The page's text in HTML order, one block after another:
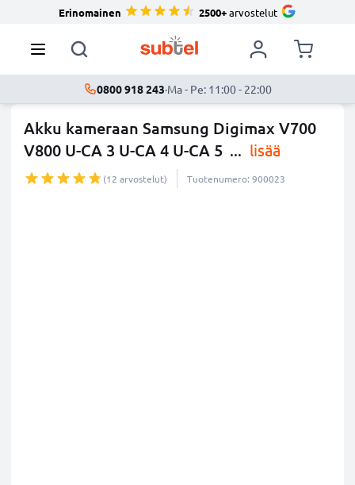
Erinomainen 2500+arvostelut
0800 918 243·Ma - Pe: 11:00 - 22:00
Akku kameraan Samsung Digimax V700
V800 U-CA 3 U-CA 4 U-CA 5 ... lisää
(12 arvostelut) Tuotenumero: 900023